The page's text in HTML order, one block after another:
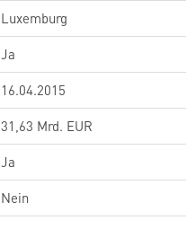
Luxemburg
Ja
16.04.2015
31,63 Mrd. EUR
Ja
Nein